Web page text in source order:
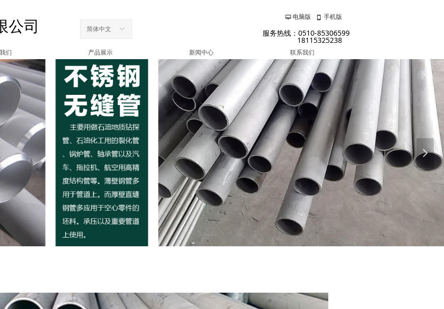
们 产品展示 新闻中心 联系我们
넲
公司 服务热线：0510-85306599
18115325238
ꀅ
简体中文
넡 电脑版 넓 手机版